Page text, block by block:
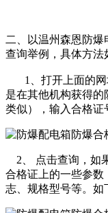
二、以温州森恩防
查询举例，具体方法
1、打开上面的网
是在其他机构获得
类似），输入合格证
2、 点击查询，如
合格证上的一些参数
志、规格型号等。如